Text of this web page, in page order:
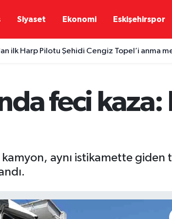
Siyaset Ekonomi Eskişehirspor
ilk Harp Pilotu Şehidi Cengiz Topel’i anma
feci kaza:
aynı istikamette giden